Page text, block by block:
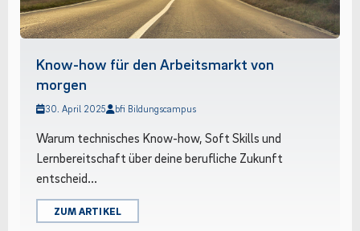
Know-how für den Arbeitsmarkt von
morgen
30. April 2025 bfi Bildungscampus
Warum technisches Know-how, Soft Skills und
Lernbereitschaft über deine berufliche Zukunft
entscheid...
ZUM ARTIKEL